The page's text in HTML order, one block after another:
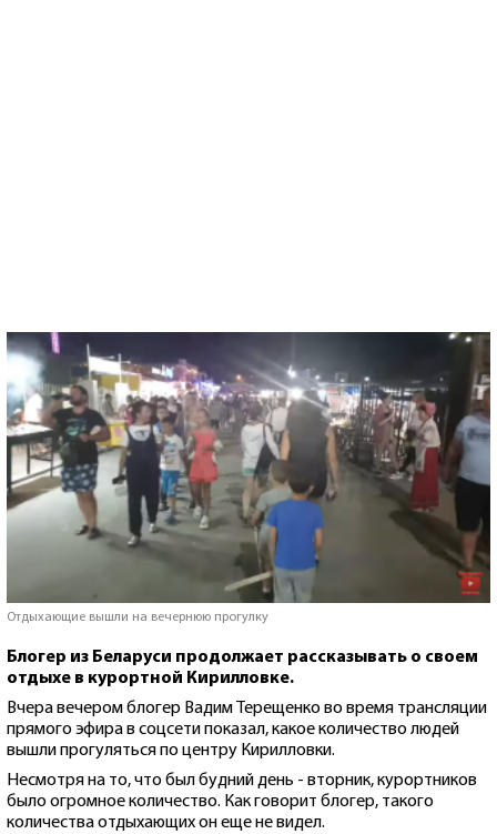
Отдыхающие вышли на вечернюю прогулку
Блогер из Беларуси продолжает рассказывать о своем
отдыхе в курортной Кирилловке.
Вчера вечером блогер Вадим Терещенко во время трансляции
прямого эфира в соцсети показал, какое количество людей
вышли прогуляться по центру Кирилловки.
Несмотря на то, что был будний день - вторник, курортников
было огромное количество. Как говорит блогер, такого
количества отдыхающих он еще не видел.